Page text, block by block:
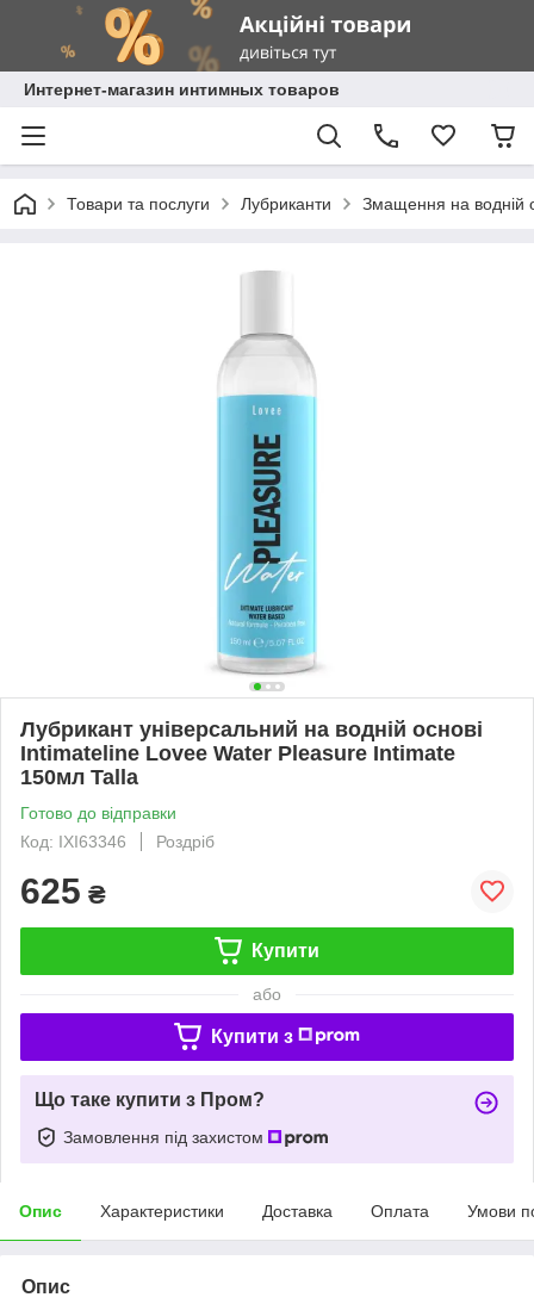
Интернет-магазин интимных товаров
Товари та послуги Лубриканти Змащення на водній
Лубрикант універсальний на водній основі
Intimateline Lovee Water Pleasure Intimate
150мл Talla
Готово до відправки
Код: IXI63346
Роздріб
625 ₴
Купити
або
Купити з
Що таке купити з Пром?
Замовлення під захистом
Опис Характеристики Доставка Оплата Умови
Опис